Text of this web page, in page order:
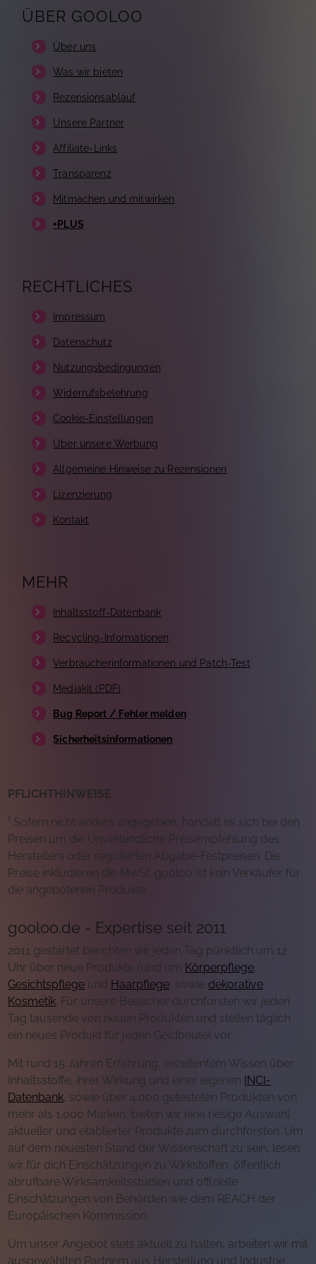
ÜBER GOOLOO
Über uns
Was wir bieten
Rezensionsablauf
Unsere Partner
Affiliate-Links
Transparenz
Mitmachen und mitwirken
+PLUS
RECHTLICHES
Impressum
Datenschutz
Nutzungsbedingungen
Widerrufsbelehrung
Cookie-Einstellungen
Über unsere Werbung
Allgemeine Hinweise zu Rezensionen
Lizenzierung
Kontakt
MEHR
Inhaltsstoff-Datenbank
Recycling-Informationen
Verbraucherinformationen und Patch-Test
Mediakit (PDF)
Bug Report / Fehler melden
Sicherheitsinformationen
PFLICHTHINWEISE
¹ Sofern nicht anders angegeben, handelt es sich bei den
Preisen um die Unverbindliche Preisempfehlung des
Herstellers oder regulierten Abgabe-Festpreisen. Die
Preise inkludieren die MwSt. gooloo ist kein Verkäufer für
die angebotenen Produkte.
gooloo.de - Expertise seit 2011
2011 gestartet berichten wir jeden Tag pünktlich um 12
Uhr über neue Produkte rund um Körperpflege,
Gesichtspflege und Haarpflege , sowiedekorative
Kosmetik . Für unsere Besucher durchforsten wir jeden
Tag tausende von neuen Produkten und stellen täglich
ein neues Produkt für jeden Geldbeutel vor.
Mit rund 15 Jahren Erfahrung, exzellentem Wissen über
Inhaltsstoffe, ihrer Wirkung und einer eigenen INCI-
Datenbank, sowie über 4.000 getesteten Produkten von
mehr als 1.000 Marken, bieten wir eine riesige Auswahl
aktueller und etablierter Produkte zum durchforsten. Um
auf dem neuesten Stand der Wissenschaft zu sein, lesen
wir für dich Einschätzungen zu Wirkstoffen, öffentlich
abrufbare Wirksamkeitsstudien und offizielle
Einschätzungen von Behörden wie dem REACH der
Europäischen Kommission.
Um unser Angebot stets aktuell zu halten, arbeiten wir mit
ausgewählten Partnern aus Herstellung und Industrie